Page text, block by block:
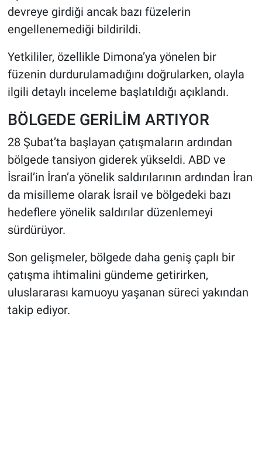
devreye girdiği ancak bazı füzelerin
engellenemediği bildirildi.
Yetkililer, özellikle Dimona’ya yönelen bir
füzenin durdurulamadığını doğrularken, olayla
ilgili detaylı inceleme başlatıldığı açıklandı.
BÖLGEDE GERİLİM ARTIYOR
28 Şubat’ta başlayan çatışmaların ardından
bölgede tansiyon giderek yükseldi. ABD ve
İsrail’in İran’a yönelik saldırılarının ardından İran
da misilleme olarak İsrail ve bölgedeki bazı
hedeflere yönelik saldırılar düzenlemeyi
sürdürüyor.
Son gelişmeler, bölgede daha geniş çaplı bir
çatışma ihtimalini gündeme getirirken,
uluslararası kamuoyu yaşanan süreci yakından
takip ediyor.